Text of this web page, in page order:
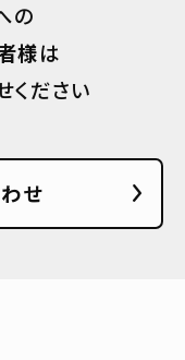
の
様は
ください
せ